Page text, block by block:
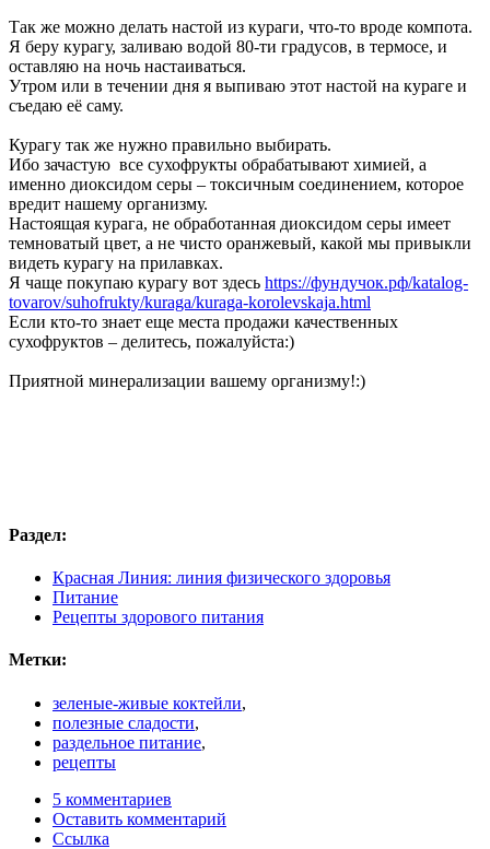
Так же можно делать настой из кураги, что-то вроде компота.
Я беру курагу, заливаю водой 80-ти градусов, в термосе, и
оставляю на ночь настаиваться.
Утром или в течении дня я выпиваю этот настой на кураге и
съедаю её саму.
Курагу так же нужно правильно выбирать.
Ибо зачастую все сухофрукты обрабатывают химией, а
именно диоксидом серы – токсичным соединением, которое
вредит нашему организму.
Настоящая курага, не обработанная диоксидом серы имеет
темноватый цвет, а не чисто оранжевый, какой мы привыкли
видеть курагу на прилавках.
Я чаще покупаю курагу вот здесь https://фундучок.рф/katalog-
tovarov/suhofrukty/kuraga/kuraga-korolevskaja.html
Если кто-то знает еще места продажи качественных
сухофруктов – делитесь, пожалуйста:)
Приятной минерализации вашему организму!:)
Раздел:
Красная Линия: линия физического здоровья
Питание
Рецепты здорового питания
Метки:
зеленые-живые коктейли,
полезные сладости,
раздельное питание,
рецепты
5 комментариев
Оставить комментарий
Ссылка